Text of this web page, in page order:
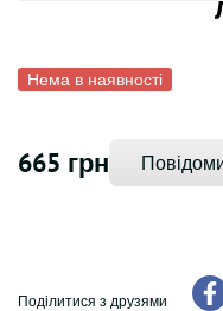
Нема в наявності
665 грн
Поділитися з друзями